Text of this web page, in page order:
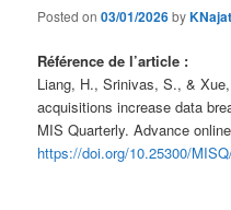
Posted on03/01/2026byKNajat
Référence de l’article :
Liang, H., Srinivas, S., &
acquisitions increase data
MIS Quarterly. Advance
https://doi.org/10.25300/